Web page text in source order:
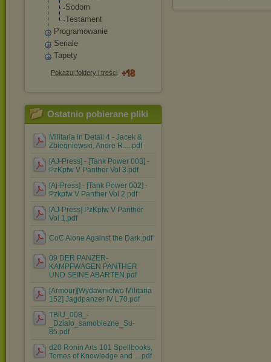
Sodom
Testament
Programowanie
Seriale
Tapety
Pokazuj foldery i treści
Ostatnio pobierane pliki
Militaria in Detail 4 - Jacek &
Zbiegniewski, Andre R.....pdf
[AJ-Press] - [Tank Power 003] -
PzKpfw V Panther Vol 3.pdf
[Aj-Press] - [Tank Power 002] -
Pzkpfw V Panther Vol 2.pdf
[AJ-Press] PzKpfw V Panther
Vol 1.pdf
CoC Alone Against the Dark.pdf
09 DER PANZER-
KAMPFWAGEN PANTHER
UND SEINE ABARTEN.pdf
[Armour][Wydawnictwo Militaria
152] Jagdpanzer IV L70.pdf
TBiU_008_-
_Dzialo_samobiezne_Su-
85.pdf
d20 Ronin Arts 101 Spellbooks,
Tomes of Knowledge and ....pdf